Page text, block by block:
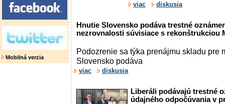
Mobilná verzia
viac diskusia
Hnutie Slovensko podáva trestné
nezrovnalosti súvisiace s rekonštrukciou
Podozrenie sa týka prenájmu skladu pre
Slovensko podáva
viac diskusia
Liberáli podávajú trestné
údajného odpočúvania v